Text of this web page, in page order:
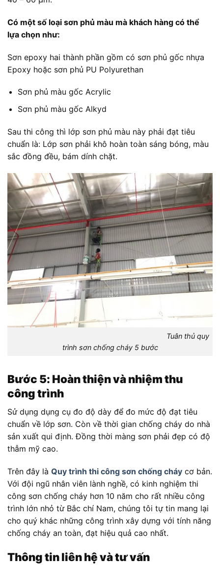
Có một số loại sơn phủ màu mà khách hàng có thể
lựa chọn như:
Sơn epoxy hai thành phần gồm có sơn phủ gốc nhựa
Epoxy hoặc sơn phủ PU Polyurethan
Sơn phủ màu gốc Acrylic
Sơn phủ màu gốc Alkyd
Sau thi công thì lớp sơn phủ màu này phải đạt tiêu
chuẩn là: Lớp sơn phải khô hoàn toàn sáng bóng, màu
sắc đồng đều, bám dính chặt.
Tuân thủ quy
trình sơn chống cháy 5 bước
Bước 5: Hoàn thiện và nhiệm thu
công trình
Sử dụng dụng cụ đo độ dày để đo mức độ đạt tiêu
chuẩn về lớp sơn. Còn về thời gian chống cháy do nhà
sản xuất qui định. Đồng thời màng sơn phải đẹp có độ
thẫm mỹ cao.
Trên đây là Quy trình thi công sơn chống cháy cơ bản.
Với đội ngũ nhân viên lành nghề, có kinh nghiệm thi
công sơn chống cháy hơn 10 năm cho rất nhiều công
trình lớn nhỏ từ Bắc chí Nam, chúng tôi tự tin mang lại
cho quý khác những công trình xây dựng với tính năng
chống cháy an toàn, đạt hiệu quả cao nhất.
Thông tin liên hệ và tư vấn